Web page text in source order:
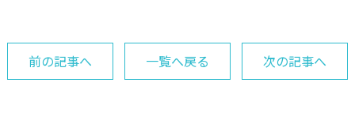
前の記事へ 一覧へ戻る 次の記事へ